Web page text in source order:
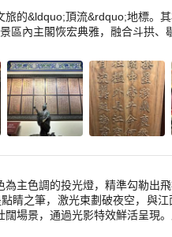
的&ldquo;頂流&rdquo;地標。
內主閣恢宏典雅，融合斗拱
主色調的投光燈，精準勾勒出
睛之筆，激光束劃破夜空，與
場景，通過光影特效鮮活呈現